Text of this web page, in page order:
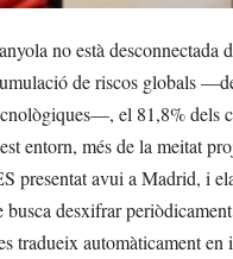
no està
de riscos globals
el 81,8% dels
entorn, més de la meitat
presentat avui a Madrid, i
desxifrar
tradueix automàticament